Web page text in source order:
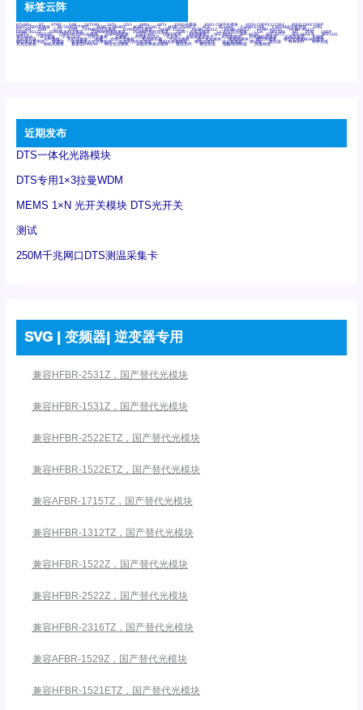
标签云阵
6Tx6Rx 8T 8T8R 24R 24T24R 24Tx 25G 48Rx 48Tx 100G光模块 400G OSFP光模块 400G QSFP112 DR4 800G DR8 OSFP
800G OSFP光模块 AD7606国产替代 AFBR-57B4APZ AFBR-1528CZ AFBR-2528CZ AOC Bypass Camera Link CWDM波分复用器 DAS
DC~4M DSS DTS DVS GYMB光纤连接器 GYM光纤连接器 HFBR-1531Z HFBR-2531Z HFBR-4501Z HFBR-4503Z HFBR-4511Z
HFBR-4513Z J599A6光纤连接器 J599A8光电连接器 J599MT光纤连接器 J599Ⅰ光电连接器 LC超短型光模块 LGA Mini SAS MT POB QSFP
QSFP+ QSFP28 QSFP28 100G光模块 QSFP28笼座 QSFP 40G QSFP笼座 RP连接器 SFF-8431 SFF-8436 SFF-8472 SFF-8654 4i SFP 10G
SFP MSA SFP笼座 Z-BLOCK 万兆交换机 交换机 光切换仪OLP 光开关 光模块笼子座子 光电探测器 光电编码器模块 光电连接器 光端机
光纤激光器 光纤跳线 光纤连接器 光耦 全国产交换机 军品级光耦 千兆交换机 国产化光模块 射频光模块 微型光模块 微型可插拔BGA光模块
微型波分复用器 探测器 收发模块光学引擎组件 机架式光纤收发器 模拟光发射模块 模拟光器件 波分复用器 测试版 激光器 特种光纤 特种光缆
百兆交换机 相机光模块 紧凑型DWDM 网管型交换机 表贴式单路光模块 通信光纤 通信光缆 铌酸锂调制器 高速线缆
近期发布
DTS一体化光路模块
DTS专用1×3拉曼WDM
MEMS 1×N 光开关模块 DTS光开关
测试
250M千兆网口DTS测温采集卡
SVG | 变频器| 逆变器专用
兼容HFBR-2531Z，国产替代光模块
兼容HFBR-1531Z，国产替代光模块
兼容HFBR-2522ETZ，国产替代光模块
兼容HFBR-1522ETZ，国产替代光模块
兼容AFBR-1715TZ，国产替代光模块
兼容HFBR-1312TZ，国产替代光模块
兼容HFBR-1522Z，国产替代光模块
兼容HFBR-2522Z，国产替代光模块
兼容HFBR-2316TZ，国产替代光模块
兼容AFBR-1529Z，国产替代光模块
兼容HFBR-1521ETZ，国产替代光模块